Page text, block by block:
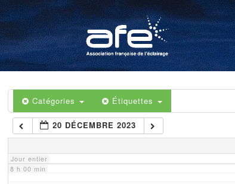
Catégories Étiquettes
20 DÉCEMBRE 2023
Jour entier
4 h 00 min
5 h 00 min
6 h 00 min
7 h 00 min
8 h 00 min